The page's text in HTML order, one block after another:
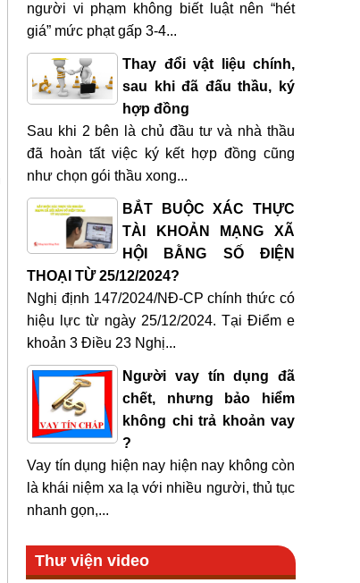
người vi phạm không biết luật nên “hét
giá” mức phạt gấp 3-4...
Thay đổi vật liệu chính,
sau khi đã đấu thầu, ký
hợp đồng
Sau khi 2 bên là chủ đầu tư và nhà thầu
đã hoàn tất việc ký kết hợp đồng cũng
như chọn gói thầu xong...
BẮT BUỘC XÁC THỰC
TÀI KHOẢN MẠNG XÃ
HỘI BẰNG SỐ ĐIỆN
THOẠI TỪ 25/12/2024?
Nghị định 147/2024/NĐ-CP chính thức có
hiệu lực từ ngày 25/12/2024. Tại Điểm e
khoản 3 Điều 23 Nghị...
Người vay tín dụng đã
chết, nhưng bảo hiểm
không chi trả khoản vay
?
Vay tín dụng hiện nay hiện nay không còn
là khái niệm xa lạ với nhiều người, thủ tục
nhanh gọn,...
Thư viện video